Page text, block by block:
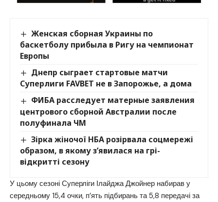
Женская сборная Украины по
баскетболу прибыла в Ригу на чемпионат
Европы
Днепр сыграет стартовые матчи
Суперлиги FAVBET не в Запорожье, а дома
ФИБА расследует матерные заявления
центрового сборной Австралии после
полуфинала ЧМ
Зірка жіночої НБА розірвала соцмережі
образом, в якому з’явилася на грі-
відкритті сезону
У цьому сезоні Суперліги Ілайджа Джойнер набирав у
середньому 15,4 очки, п’ять підбирань та 5,8 передачі за